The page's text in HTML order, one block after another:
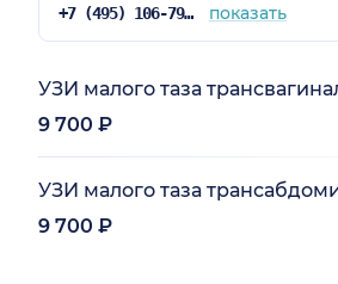
+7 (495) 106-79-84 показать
УЗИ малого таза
9 700 ₽
УЗИ малого таза
9 700 ₽